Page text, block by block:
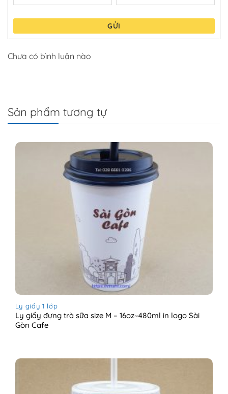
GỬI
Chưa có bình luận nào
Sản phẩm tương tự
Ly giấy 1 lớp
Ly giấy đựng trà sữa size M – 16oz~480ml in logo Sài
Gòn Cafe